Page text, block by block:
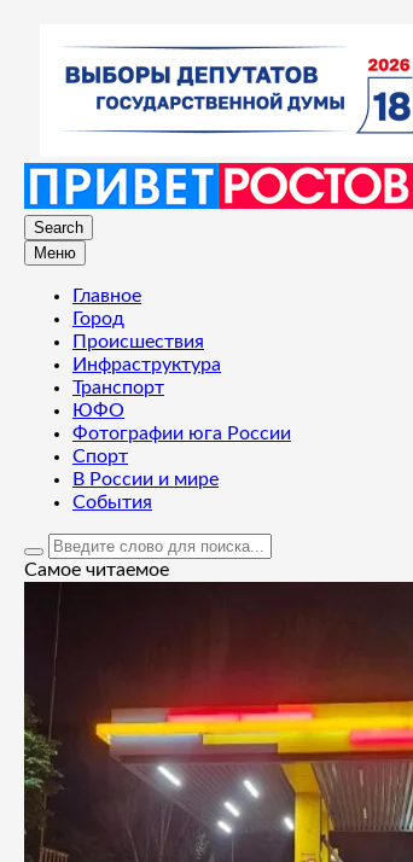
Search
Меню
Главное
Город
Происшествия
Инфраструктура
Транспорт
ЮФО
Фотографии юга России
Спорт
В России и мире
События
Самое читаемое